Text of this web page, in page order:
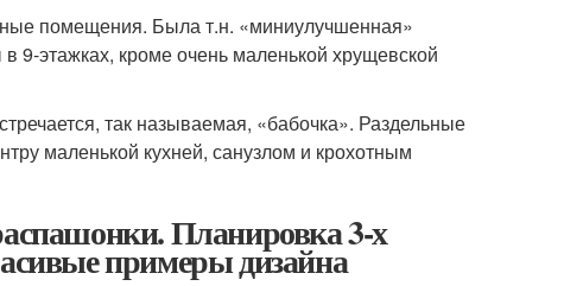
помещения. Была т.н. «миниулучшенная»
9-этажках, кроме очень маленькой хрущевской
так называемая, «бабочка». Раздельные
маленькой кухней, санузлом и крохотным
Планировка 3-х
примеры дизайна